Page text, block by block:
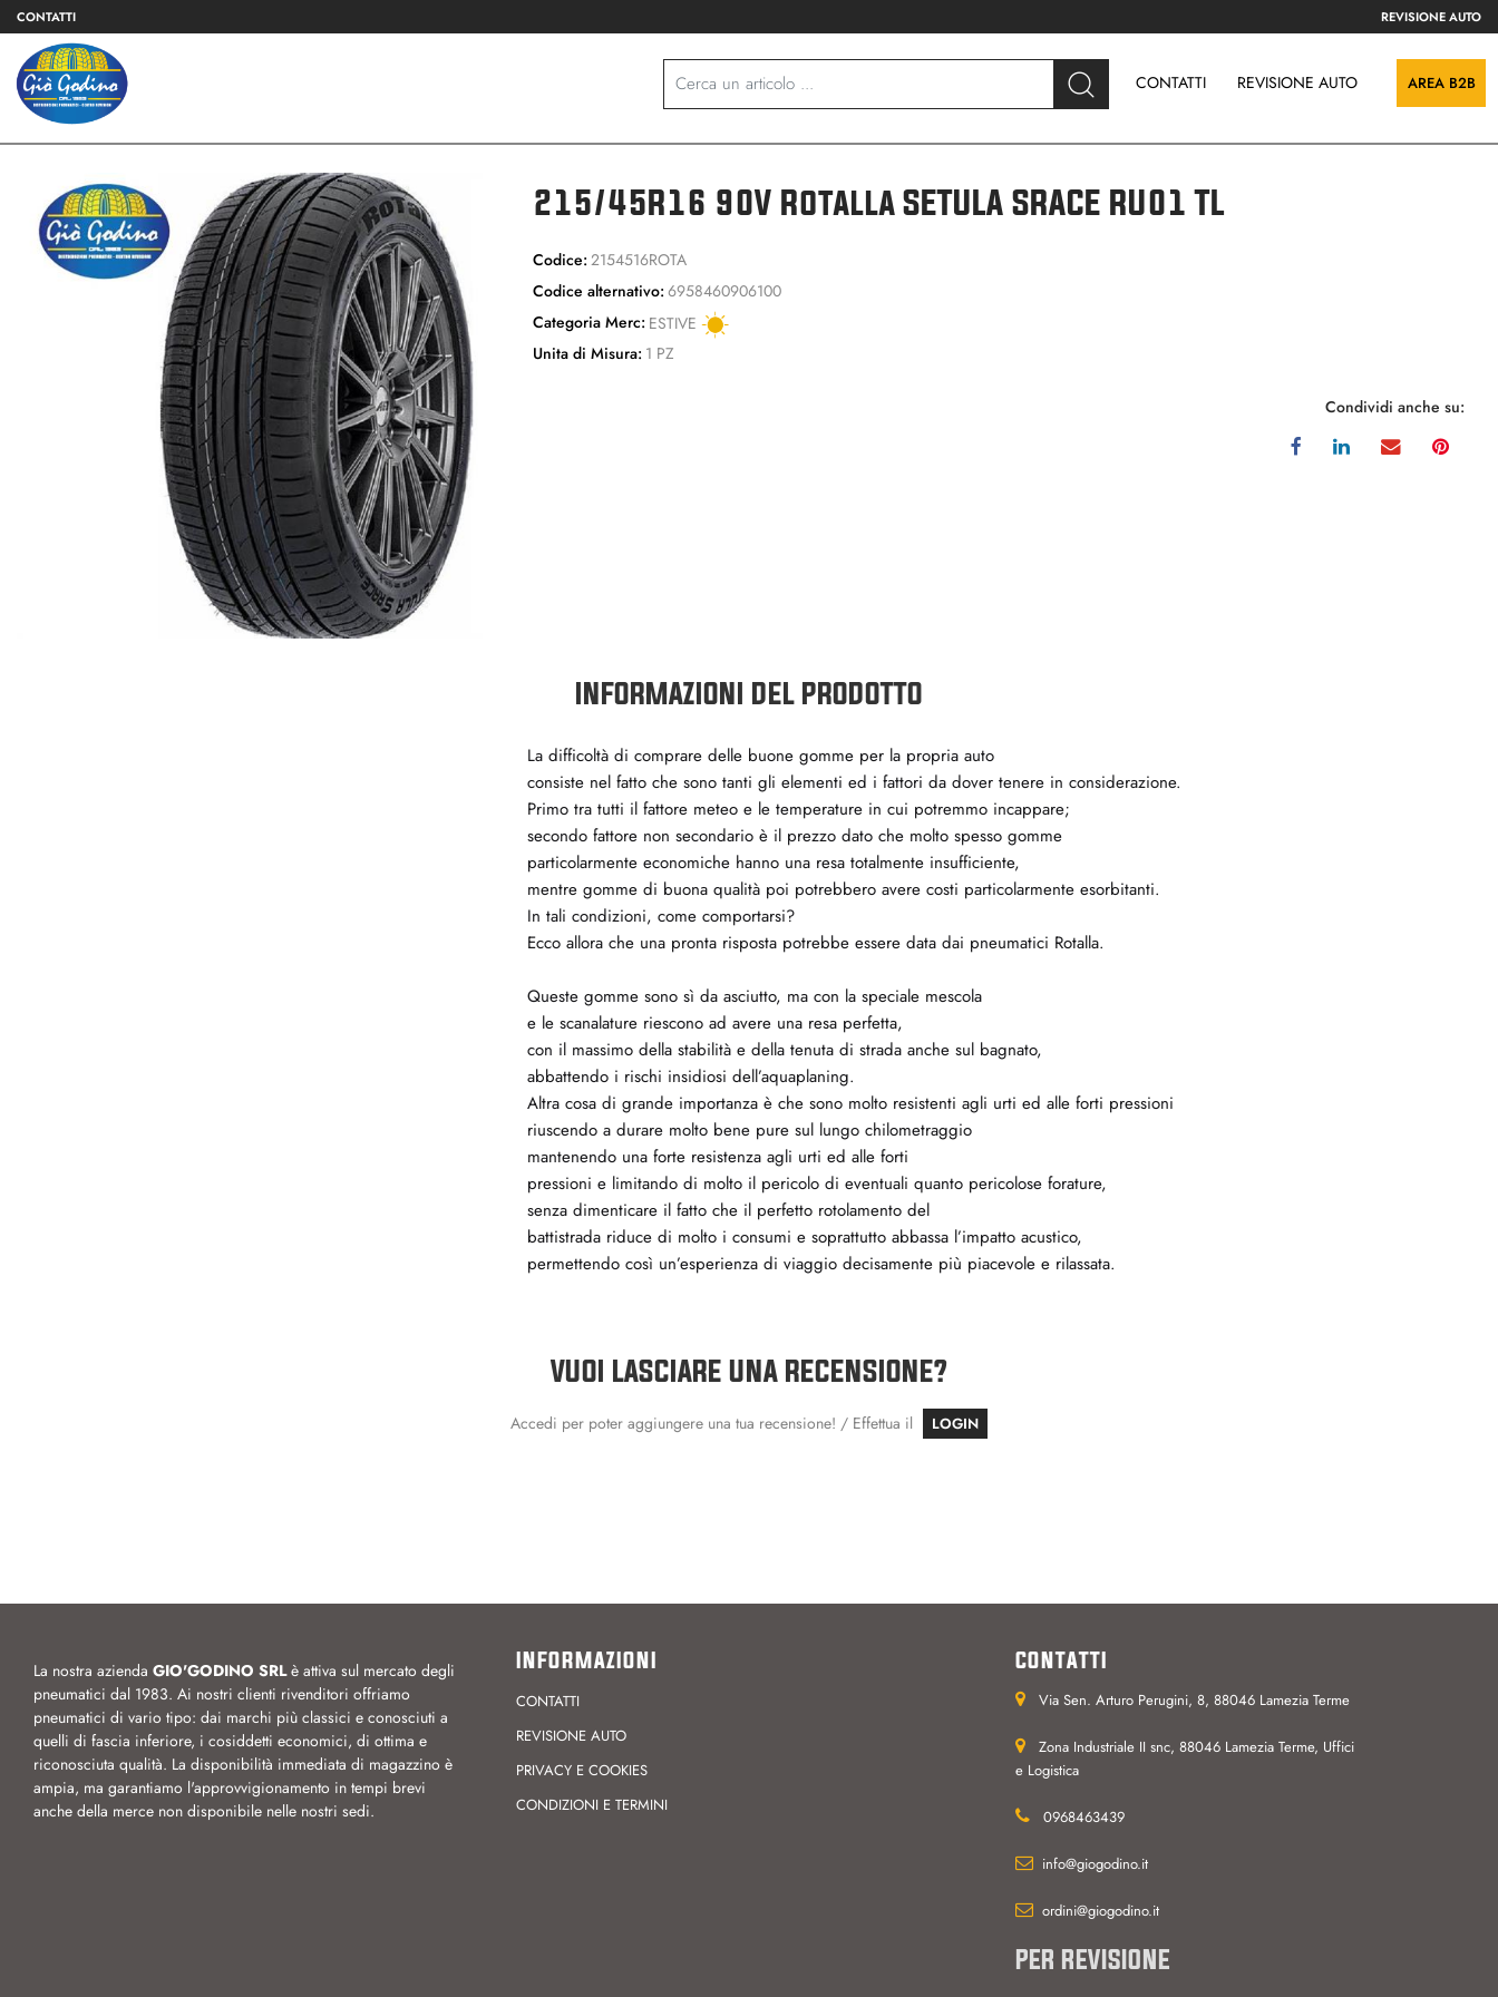
CONTATTI REVISIONE AUTO
CONTATTI REVISIONE AUTO AREA B2B
215/45R16 90V Rotalla SETULA SRACE RU01 TL
Codice: 2154516ROTA
Codice alternativo: 6958460906100
Categoria Merc: ESTIVE
Unita di Misura: 1 PZ
Condividi anche su:
INFORMAZIONI DEL PRODOTTO
La difficoltà di comprare delle buone gomme per la propria auto
consiste nel fatto che sono tanti gli elementi ed i fattori da dover tenere in considerazione.
Primo tra tutti il fattore meteo e le temperature in cui potremmo incappare;
secondo fattore non secondario è il prezzo dato che molto spesso gomme
particolarmente economiche hanno una resa totalmente insufficiente,
mentre gomme di buona qualità poi potrebbero avere costi particolarmente esorbitanti.
In tali condizioni, come comportarsi?
Ecco allora che una pronta risposta potrebbe essere data dai pneumatici Rotalla.
Queste gomme sono sì da asciutto, ma con la speciale mescola
e le scanalature riescono ad avere una resa perfetta,
con il massimo della stabilità e della tenuta di strada anche sul bagnato,
abbattendo i rischi insidiosi dell’aquaplaning.
Altra cosa di grande importanza è che sono molto resistenti agli urti ed alle forti pressioni
riuscendo a durare molto bene pure sul lungo chilometraggio
mantenendo una forte resistenza agli urti ed alle forti
pressioni e limitando di molto il pericolo di eventuali quanto pericolose forature,
senza dimenticare il fatto che il perfetto rotolamento del
battistrada riduce di molto i consumi e soprattutto abbassa l’impatto acustico,
permettendo così un’esperienza di viaggio decisamente più piacevole e rilassata.
VUOI LASCIARE UNA RECENSIONE?
Accedi per poter aggiungere una tua recensione! / Effettua il LOGIN
La nostra azienda GIO'GODINO SRLè attiva sul mercato degli
pneumatici dal 1983. Ai nostri clienti rivenditori offriamo
pneumatici di vario tipo: dai marchi più classici e conosciuti a
quelli di fascia inferiore, i cosiddetti economici, di ottima e
riconosciuta qualità. La disponibilità immediata di magazzino è
ampia, ma garantiamo l'approvvigionamento in tempi brevi
anche della merce non disponibile nelle nostri sedi.
INFORMAZIONI
CONTATTI
REVISIONE AUTO
PRIVACY E COOKIES
CONDIZIONI E TERMINI
CONTATTI
Via Sen. Arturo Perugini, 8, 88046 Lamezia Terme
Zona Industriale II snc, 88046 Lamezia Terme, Uffici
e Logistica
0968463439
info@giogodino.it
ordini@giogodino.it
PER REVISIONE